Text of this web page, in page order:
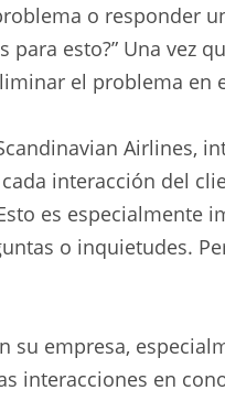
o responder
para esto?” Una vez
el problema en
Airlines,
interacción del
es especialmente
o inquietudes.
empresa,
interacciones en